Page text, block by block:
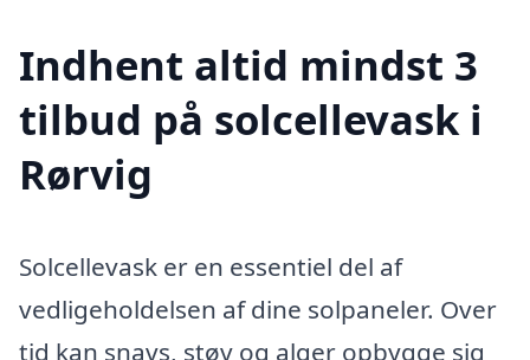
Indhent altid mindst 3
tilbud på solcellevask i
Rørvig
Solcellevask er en essentiel del af
vedligeholdelsen af dine solpaneler. Over
tid kan snavs, støv og alger opbygge sig